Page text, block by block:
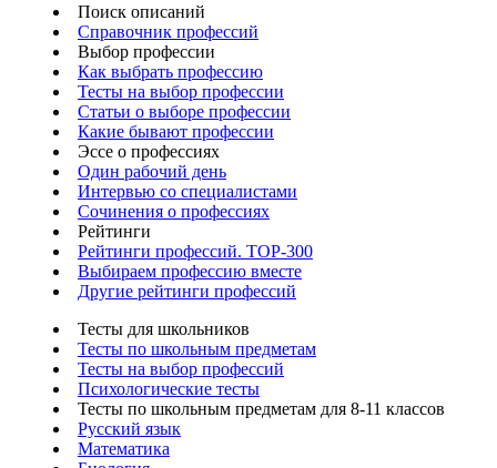
Поиск описаний
Справочник профессий
Выбор профессии
Как выбрать профессию
Тесты на выбор профессии
Статьи о выборе профессии
Какие бывают профессии
Эссе о профессиях
Один рабочий день
Интервью со специалистами
Сочинения о профессиях
Рейтинги
Рейтинги профессий. TOP-300
Выбираем профессию вместе
Другие рейтинги профессий
Тесты для школьников
Тесты по школьным предметам
Тесты на выбор профессий
Психологические тесты
Тесты по школьным предметам для 8-11 классов
Русский язык
Математика